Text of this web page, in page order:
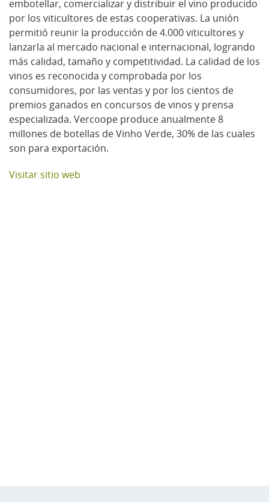
embotellar, comercializar y distribuir el vino producido
por los viticultores de estas cooperativas. La unión
permitió reunir la producción de 4.000 viticultores y
lanzarla al mercado nacional e internacional, logrando
más calidad, tamaño y competitividad. La calidad de los
vinos es reconocida y comprobada por los
consumidores, por las ventas y por los cientos de
premios ganados en concursos de vinos y prensa
especializada. Vercoope produce anualmente 8
millones de botellas de Vinho Verde, 30% de las cuales
son para exportación.
Visitar sitio web